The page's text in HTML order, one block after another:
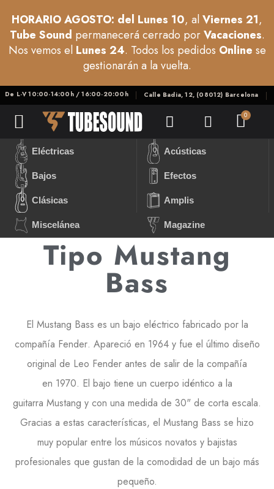
HORARIO AGOSTO: del Lunes 10, alViernes 21,
Tube Sound permanecerá cerrado porVacaciones.
Nos vemos el Lunes 24. Todos los pedidos Online se
gestionarán a la vuelta.
De L-V 10:00-14:00h / 16:00-20:00h Calle Badia, 12, (08012) Barcelona
Eléctricas Acústicas
Bajos Efectos
Clásicas Amplis
Miscelánea Magazine
Tipo Mustang
Bass
El Mustang Bass es un bajo eléctrico fabricado por la
compañía Fender. Apareció en 1964 y fue el último diseño
original de Leo Fender antes de salir de la compañía
en 1970. El bajo tiene un cuerpo idéntico a la
guitarra Mustang y con una medida de 30" de corta escala.
Gracias a estas características, el Mustang Bass se hizo
muy popular entre los músicos novatos y bajistas
profesionales que gustan de la comodidad de un bajo más
pequeño.